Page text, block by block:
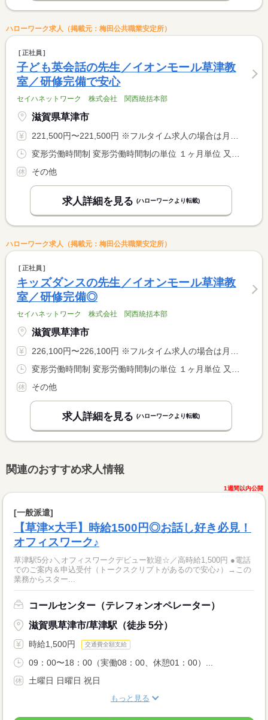
ハローワーク求人（掲載元：梅田公共職業安定所）
正社員
子ども英会話の先生／イオンモール草津教
室／研修完備で安心
セイハネットワーク 株式会社 関西統括本部
滋賀県草津市
221,500円〜221,500円 ※フルタイム求人の場合は月額（換算額）、パート求人の場合は時間額を表示しています。
その他
求人詳細を見る (ハローワークより転載)
ハローワーク求人（掲載元：梅田公共職業安定所）
正社員
キッズダンスの先生／イオンモール草津教
室／研修完備◎
セイハネットワーク 株式会社 関西統括本部
滋賀県草津市
226,100円〜226,100円 ※フルタイム求人の場合は月額（換算額）、パート求人の場合は時間額を表示しています。
その他
求人詳細を見る (ハローワークより転載)
関連のおすすめ求人情報
1週間以内公開
[一般派遣]
【草津×大手】時給1500円◎お話し好き必見！
オフィスワーク♪
草津駅5分♪＼オフィスワークデビュー歓迎☆／高時給1,500円 ●電話
でのご案内＆申込受付（トークスクリプトがあるので安心♪）→この
業務からスター...
コールセンター（テレフォンオペレーター）
滋賀県草津市/草津駅（徒歩 5分）
時給1,500円 交通費全額支給
09：00〜18：00（実働08：00、休憩01：00）...
土曜日 日曜日 祝日
もっと見る